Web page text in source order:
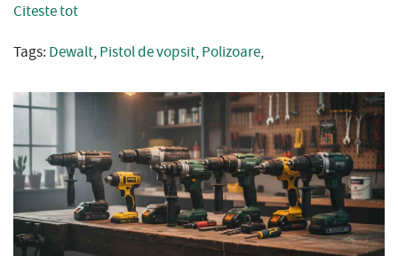
Citeste tot
Tags: Dewalt,Pistol de vopsit,Polizoare,